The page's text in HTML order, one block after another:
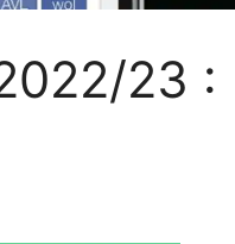
23 :